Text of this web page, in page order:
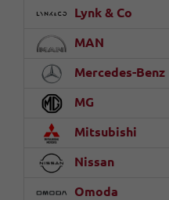
Lynk & Co
MAN
Mercedes-Benz
MG
Mitsubishi
Nissan
Omoda